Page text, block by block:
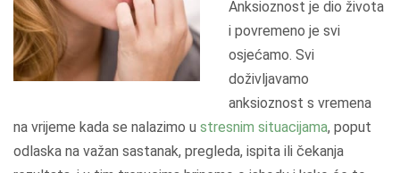
Anksioznost je dio života
i povremeno je svi
osjećamo. Svi
doživljavamo
anksioznost s vremena
na vrijeme kada se nalazimo u stresnim situacijama, poput
odlaska na važan sastanak, pregleda, ispita ili čekanja